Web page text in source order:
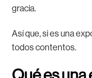
gracia.
Así que, si es una
todos contentos.